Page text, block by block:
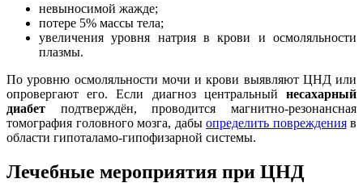
невыносимой жажде;
потере 5% массы тела;
увеличения уровня натрия в крови и осмоляльности
плазмы.
По уровню осмоляльности мочи и крови выявляют ЦНД или
опровергают его. Если диагноз центральный несахарный
диабет подтверждён, проводится магнитно-резонансная
томография головного мозга, дабы определить поврежденияв
области гипоталамо-гипофизарной системы.
Лечебные мероприятия при ЦНД